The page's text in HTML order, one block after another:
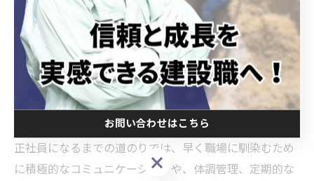
う企業が多いのが特徴です。
応募後は、履歴書や面接で自分の熱意や成長意欲、地元
で長く働きたいという希望を伝えることが大切です。入
社後は、与えられた研修やOJTを積極的に活用し、現場
経験を重ねることで、正社員登用やキャリアアップのチ
ャンスが広がります。
正社員になるまでの道のりでは、早く職場に馴染むため
に積極的なコミュニケーションや、体調管理、定期的な
お問い合わせはこちら
お問い合わせはこちら